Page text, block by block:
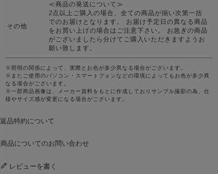
その他
≪商品の発送について≫
2点以上ご購入の場合、全ての商品が揃い次第一括
でのお届けとなります。 お届け予定日の異なる商品
をお買い上げの場合はご注意下さい。 お急ぎの商品
がございましたら分けてご購入いただきますようお
願い致します。
※照明の関係によって、実際とお色が多少異なる場合がございます。
※またご使用のパソコン・スマートフォンなどの環境によってもお色が多少異
なる場合がございます。
※一部商品画像は、メーカー資料をもとに作成しておりサンプル撮影の為、仕
様やサイズ感が変更になる場合がございます。
返品特約について
商品についてのお問い合わせ
レビューを書く